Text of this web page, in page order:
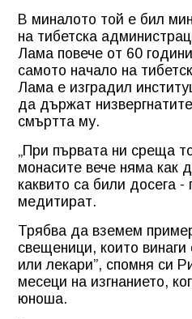
В миналото той е бил
на тибетска
Лама повече от 60
самото начало на
Лама е изградил
да държат
смъртта му.
„При първата ни среща
монасите вече няма как
каквито са били досега
медитират.
Трябва да вземем
свещеници, които винаги
или лекари”, спомня си
месеци на изгнанието,
юноша.